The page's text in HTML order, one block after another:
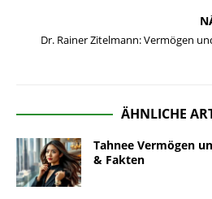
Dr. Rainer Zitelmann: Vermögen
ÄHNLICHE
Tahnee Vermögen
& Fakten